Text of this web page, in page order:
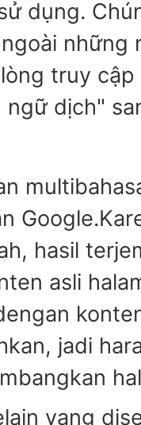
dụng.
những
truy
ngữ dịch"
hasil
asli
jadi
yang